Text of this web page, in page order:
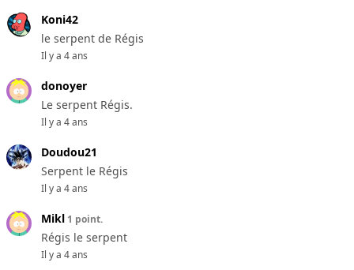
Koni42
le serpent de Régis
Il y a 4 ans
donoyer
Le serpent Régis.
Il y a 4 ans
Doudou21
Serpent le Régis
Il y a 4 ans
Mikl 1 point.
Régis le serpent
Il y a 4 ans